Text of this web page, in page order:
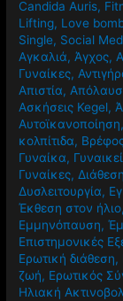
Candida Auris,
Lifting, Love
Single, Social
Αγκαλιά, Άγχος,
Γυναίκες,
Απιστία,
Ασκήσεις Kegel,
Αυτοϊκανοποίηση,
κολπίτιδα,
Γυναίκα,
Γυναίκες, Διάθεση
Δυσλειτουργία,
Έκθεση στον ήλιο,
Εμμηνόπαυση,
Επιστημονικές
Ερωτική διάθεση,
ζωή, Ερωτικός
Ηλιακή